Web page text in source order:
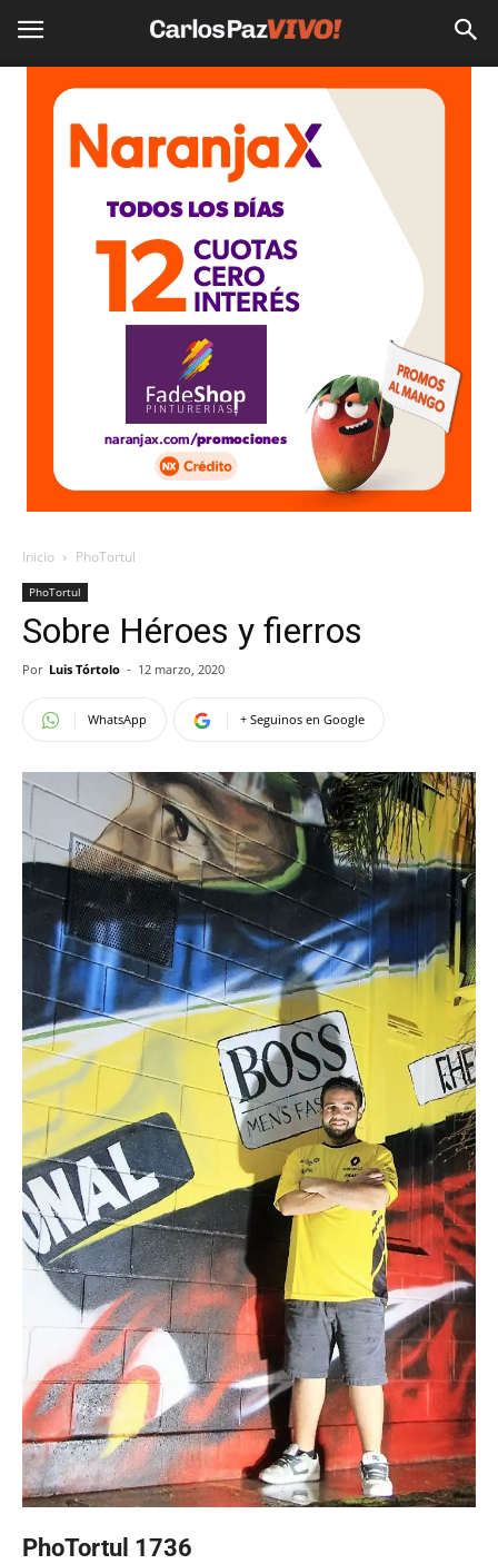
Inicio PhoTortul
PhoTortul
Sobre Héroes y fierros
Por Luis Tórtolo - 12 marzo, 2020
WhatsApp + Seguinos en Google
PhoTortul 1736